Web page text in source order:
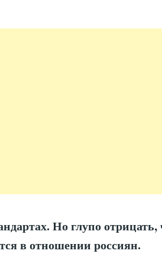
Но глупо отрицать,
в отношении россиян.